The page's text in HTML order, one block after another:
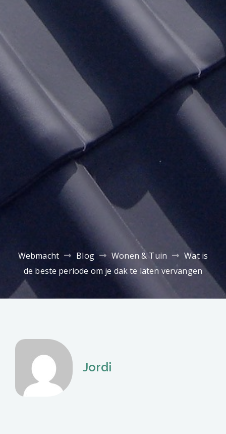
Webmacht Blog Wonen & Tuin
Wat is
de beste periode om je dak te laten vervangen
Jordi